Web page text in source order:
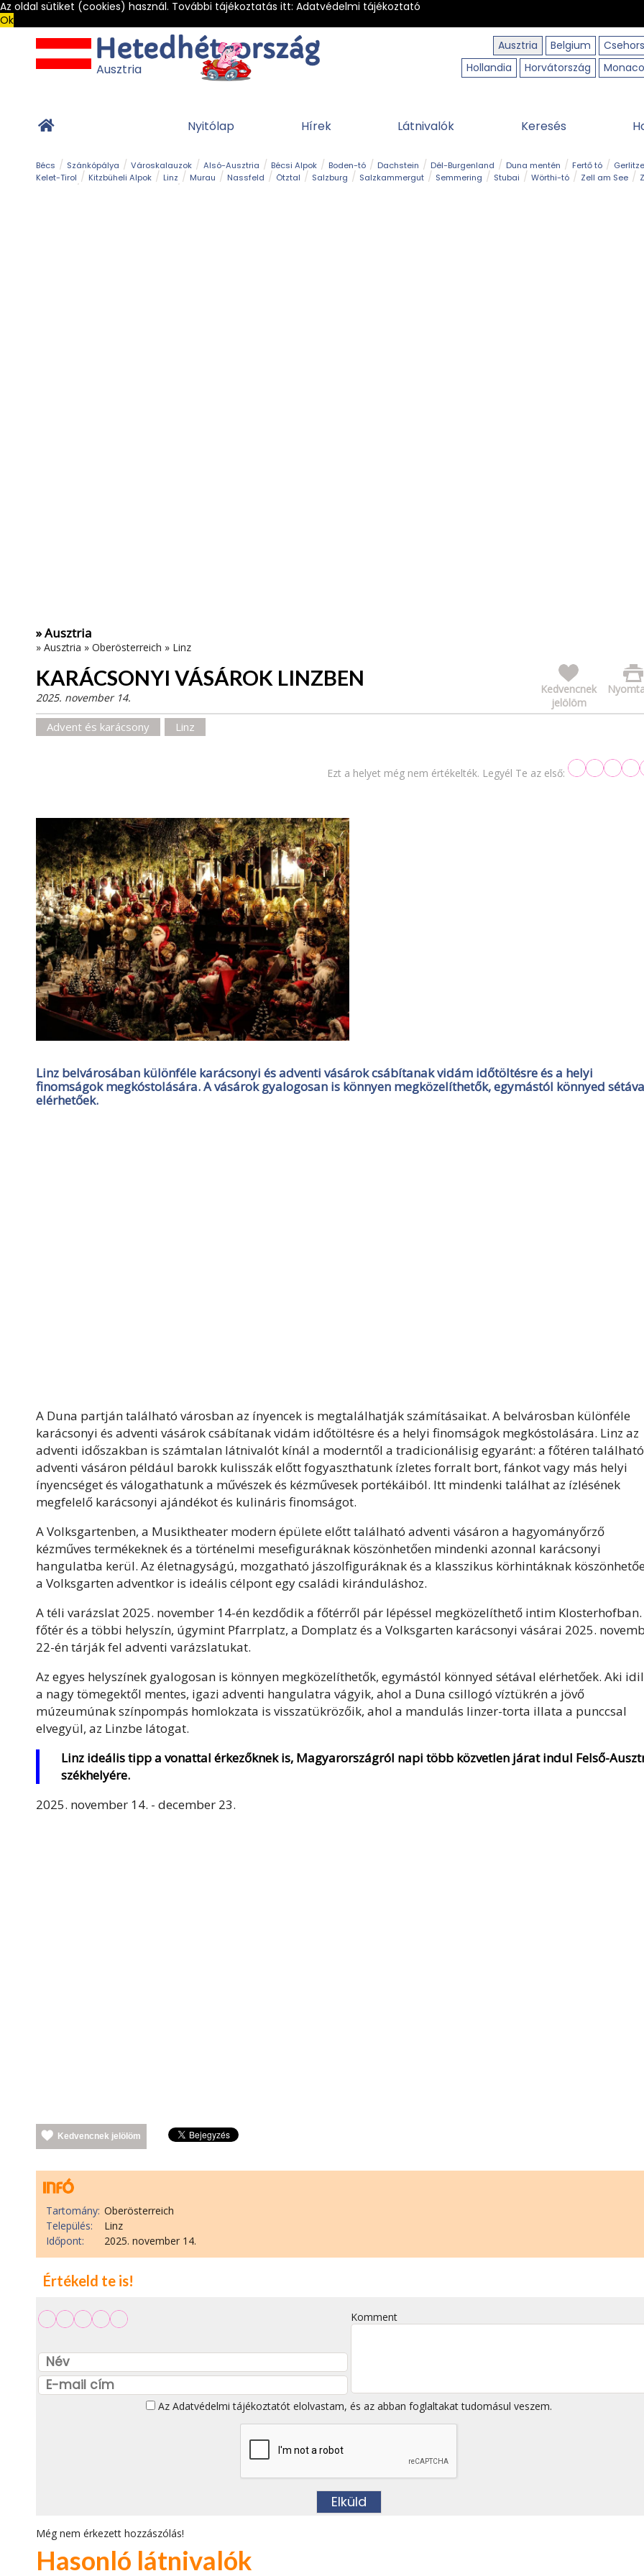
Az oldal sütiket (cookies) használ. További tájékoztatás itt: Adatvédelmi tájékoztató
Ok
Ausztria
Belgium
Hollandia
Horvátország Monaco
Ausztria
Nyitólap Hírek Látnivalók Keresés
Bécs Szánkópálya Városkalauzok Alsó-Ausztria Bécsi Alpok Boden-tó Dachstein Dél-Burgenland Duna mentén Fertő tó
Kelet-Tirol
Kitzbüheli Alpok Linz Murau Nassfeld Ötztal Salzburg Salzkammergut Semmering Stubai Wörthi-tó Zell am See
» Ausztria
» Ausztria » Oberösterreich » Linz
KARÁCSONYI VÁSÁROK LINZBEN
Kedvencnek
jelölöm
2025. november 14.
Advent és karácsony Linz
Ezt a helyet még nem értékelték. Legyél Te az első:
Linz belvárosában különféle karácsonyi és adventi vásárok csábítanak vidám időtöltésre és a helyi
finomságok megkóstolására. A vásárok gyalogosan is könnyen megközelíthetők, egymástól könnyed
elérhetőek.
A Duna partján található városban az ínyencek is megtalálhatják számításaikat. A belvárosban különféle
karácsonyi és adventi vásárok csábítanak vidám időtöltésre és a helyi finomságok megkóstolására. Linz az
adventi időszakban is számtalan látnivalót kínál a moderntől a tradicionálisig egyaránt: a főtéren található
adventi vásáron például barokk kulisszák előtt fogyaszthatunk ízletes forralt bort, fánkot vagy más helyi
ínyencséget és válogathatunk a művészek és kézművesek portékáiból. Itt mindenki találhat az ízlésének
megfelelő karácsonyi ajándékot és kulináris finomságot.
A Volksgartenben, a Musiktheater modern épülete előtt található adventi vásáron a hagyományőrző
kézműves termékeknek és a történelmi mesefiguráknak köszönhetően mindenki azonnal karácsonyi
hangulatba kerül. Az életnagyságú, mozgatható jászolfiguráknak és a klasszikus körhintáknak
a Volksgarten adventkor is ideális célpont egy családi kiránduláshoz.
A téli varázslat 2025. november 14-én kezdődik a főtérről pár lépéssel megközelíthető intim Klosterhofban.
főtér és a többi helyszín, úgymint Pfarrplatz, a Domplatz és a Volksgarten karácsonyi vásárai 2025.
22-én tárják fel adventi varázslatukat.
Az egyes helyszínek gyalogosan is könnyen megközelíthetők, egymástól könnyed sétával elérhetőek. Aki
a nagy tömegektől mentes, igazi adventi hangulatra vágyik, ahol a Duna csillogó víztükrén a jövő
múzeumúnak színpompás homlokzata is visszatükrözőik, ahol a mandulás linzer-torta illata a punccsal
elvegyül, az Linzbe látogat.
Linz ideális tipp a vonattal érkezőknek is, Magyarországról napi több közvetlen járat indul Felső-
székhelyére.
2025. november 14. - december 23.
Kedvencnek jelölöm
Tartomány: Oberösterreich
Település:
Linz
Időpont:
2025. november 14.
Értékeld te is!
Komment
Az Adatvédelmi tájékoztatót elolvastam, és az abban foglaltakat tudomásul veszem.
Még nem érkezett hozzászólás!
Hasonló látnivalók